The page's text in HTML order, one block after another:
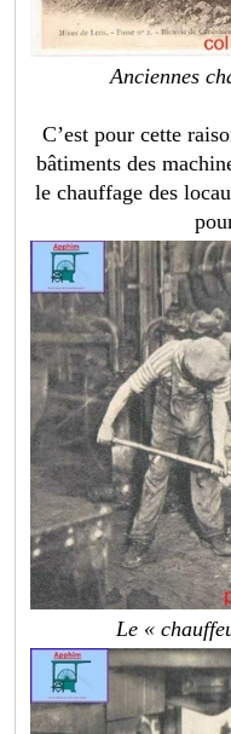
Anciennes
C’est pour cette
bâtiments des
le chauffage des
Le «